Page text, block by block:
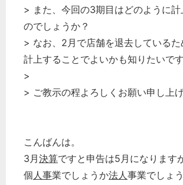
> また、今回の3期目はどのように
のでしょうか？
> なお、2月で店舗を退去しているた
計上することでよいかも知りたいです
>
> ご教示の程よろしくお願い申し上げ
こんばんは。
3月決算ですと申告は5月になります
個人事業でしょうか法人事業でしょう